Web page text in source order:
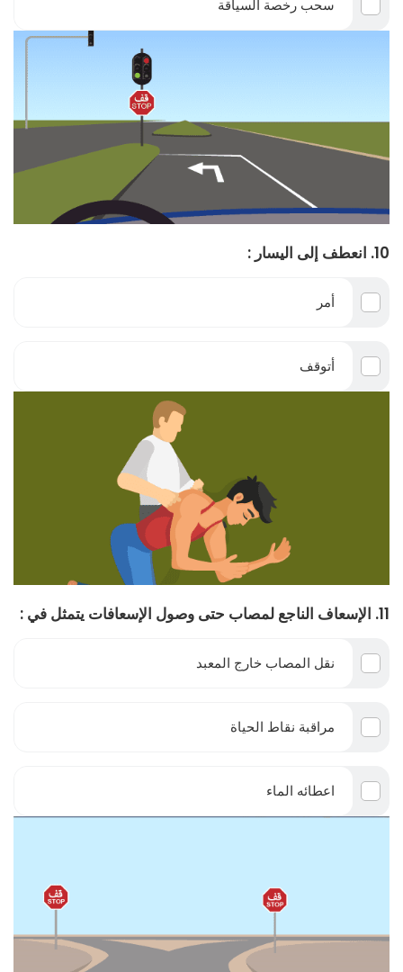
سحب رخصة السياقة
10. انعطف إلى اليسار :
أمر
أتوقف
11. الإسعاف الناجع لمصاب حتى وصول الإسعافات يتمثل في :
نقل المصاب خارج المعبد
مراقبة نقاط الحياة
اعطائه الماء